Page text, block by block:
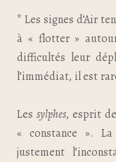
* Les signes d’Air
à « flotter »
difficultés leur
l’immédiat, il est
Lessylphes, esprit
« constance ».
justement